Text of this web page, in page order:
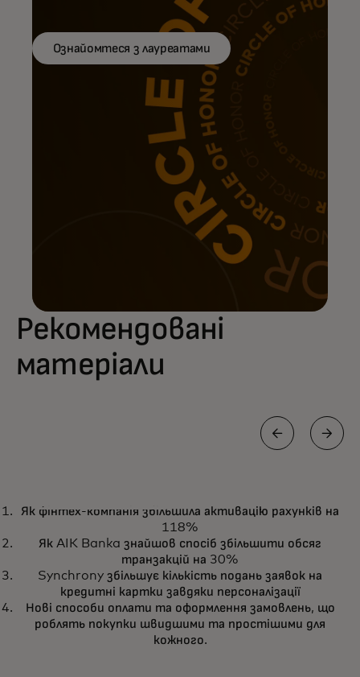
Ознайомтеся з лауреатами
Рекомендовані
матеріали
Virgin Money відкрила потужне
інноваційне партнерство з
Digital Labs
Як фінтех-компанія збільшила активацію рахунків на
118%
Як AIK Banka знайшов спосіб збільшити обсяг
транзакцій на 30%
Synchrony збільшує кількість подань заявок на
кредитні картки завдяки персоналізації
Нові способи оплати та оформлення замовлень, що
роблять покупки швидшими та простішими для
кожного.